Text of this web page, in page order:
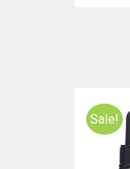
Sale!